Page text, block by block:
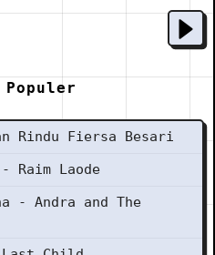
Populer
Rindu Fiersa Besari
Raim Laode
- Andra and The